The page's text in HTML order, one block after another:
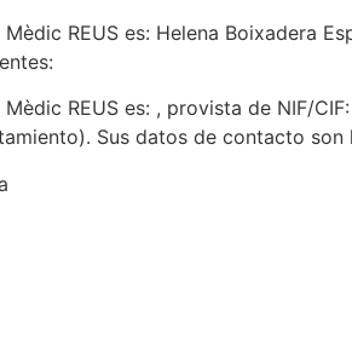
REUS es: Helena Boixadera
REUS es: , provista de NIF/
Sus datos de contacto son